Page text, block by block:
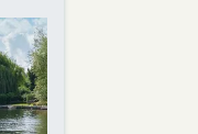
14
21
28